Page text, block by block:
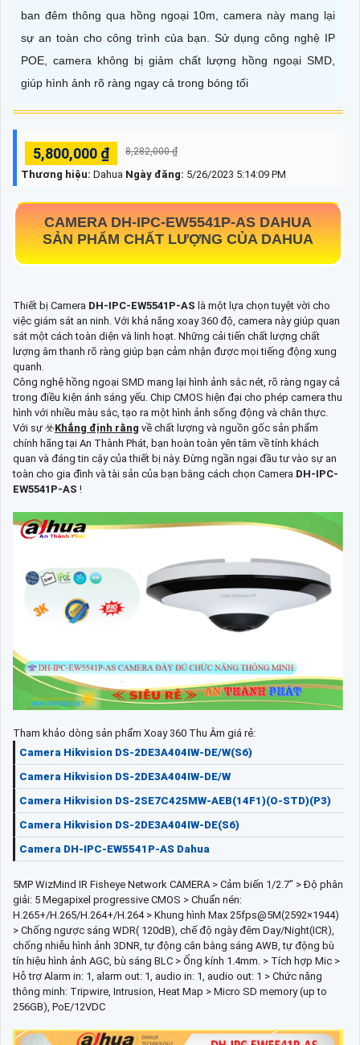
ban đêm thông qua hồng ngoại 10m, camera này mang lại
sự an toàn cho công trình của bạn. Sử dụng công nghệ IP
POE, camera không bị giảm chất lượng hồng ngoại SMD,
giúp hình ảnh rõ ràng ngay cả trong bóng tối
5,800,000 ₫ 8,282,000 ₫
Thương hiệu: Dahua Ngày đăng: 5/26/2023 5:14:09 PM
CAMERA DH-IPC-EW5541P-AS DAHUA
SẢN PHẨM CHẤT LƯỢNG CỦA DAHUA
Thiết bị Camera DH-IPC-EW5541P-AS là một lựa chọn tuyệt vời cho
việc giám sát an ninh. Với khả năng xoay 360 độ, camera này giúp quan
sát một cách toàn diện và linh hoạt. Những cải tiến chất lượng chất
lượng âm thanh rõ ràng giúp bạn cảm nhận được mọi tiếng động xung
quanh.
Công nghệ hồng ngoại SMD mang lại hình ảnh sắc nét, rõ ràng ngay cả
trong điều kiện ánh sáng yếu. Chip CMOS hiện đại cho phép camera thu
hình với nhiều màu sắc, tạo ra một hình ảnh sống động và chân thực.
Với sự ☣️Khẳng định rằng về chất lượng và nguồn gốc sản phẩm
chính hãng tại An Thành Phát, bạn hoàn toàn yên tâm về tính khách
quan và đáng tin cậy của thiết bị này. Đừng ngần ngại đầu tư vào sự an
toàn cho gia đình và tài sản của bạn bằng cách chọn Camera DH-IPC-
EW5541P-AS !
Tham khảo dòng sản phẩm Xoay 360 Thu Âm giá rẻ:
Camera Hikvision DS-2DE3A404IW-DE/W(S6)
Camera Hikvision DS-2DE3A404IW-DE/W
Camera Hikvision DS-2SE7C425MW-AEB(14F1)(O-STD)(P3)
Camera Hikvision DS-2DE3A404IW-DE(S6)
Camera DH-IPC-EW5541P-AS Dahua
5MP WizMind IR Fisheye Network CAMERA > Cảm biến 1/2.7” > Độ phân
giải: 5 Megapixel progressive CMOS > Chuẩn nén:
H.265+/H.265/H.264+/H.264 > Khung hình Max 25fps@5M(2592×1944)
> Chống ngược sáng WDR( 120dB), chế độ ngày đêm Day/Night(ICR),
chống nhiễu hình ảnh 3DNR, tự động cân bằng sáng AWB, tự động bù
tín hiệu hình ảnh AGC, bù sáng BLC > Ống kính 1.4mm. > Tích hợp Mic >
Hỗ trợ Alarm in: 1, alarm out: 1, audio in: 1, audio out: 1 > Chức năng
thông minh: Tripwire, Intrusion, Heat Map > Micro SD memory (up to
256GB), PoE/12VDC